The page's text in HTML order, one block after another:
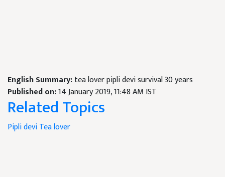
English Summary:tea lover pipli devi survival 30 years
Published on:14 January 2019, 11:48 AM IST
Related Topics
Pipli deviTea lover